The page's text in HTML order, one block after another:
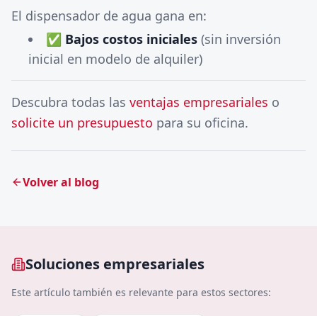
El dispensador de agua gana en:
✅ Bajos costos iniciales (sin inversión
inicial en modelo de alquiler)
Descubra todas las ventajas empresariales o
solicite un presupuesto para su oficina.
Volver al blog
Soluciones empresariales
Este artículo también es relevante para estos sectores: